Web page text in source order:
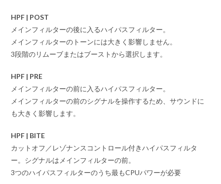
HPF | POST
メインフィルターの後に入るハイパスフィルター。
メインフィルターのトーンには大きく影響しません。
3段階のリムーブまたはブーストから選択します。
HPF | PRE
メインフィルターの前に入るハイパスフィルター。
メインフィルターの前のシグナルを操作するため、サウンドに
も大きく影響します。
HPF | BITE
カットオフ／レゾナンスコントロール付きハイパスフィルタ
ー。シグナルはメインフィルターの前。
3つのハイパスフィルターのうち最もCPUパワーが必要